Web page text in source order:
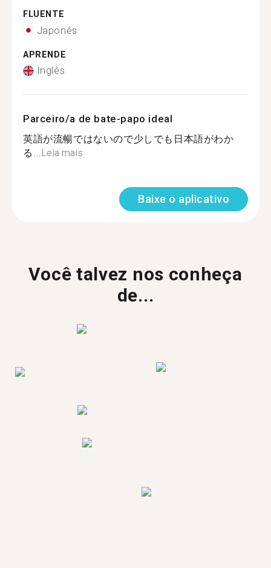
FLUENTE
Japonês
APRENDE
Inglês
Parceiro/a de bate-papo ideal
英語が流暢ではないので少しでも日本語がわか
る...Leia mais
Baixe o aplicativo
Você talvez nos conheça
de...